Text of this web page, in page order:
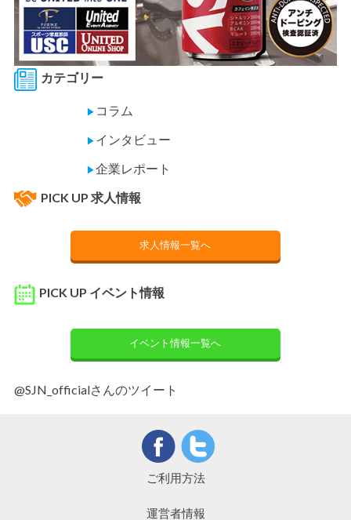
カテゴリー
▶ コラム
▶ インタビュー
▶企業レポート
PICK UP 求人情報
求人情報一覧へ
PICK UP イベント情報
イベント情報一覧へ
@SJN_officialさんのツイート
ご利用方法
運営者情報